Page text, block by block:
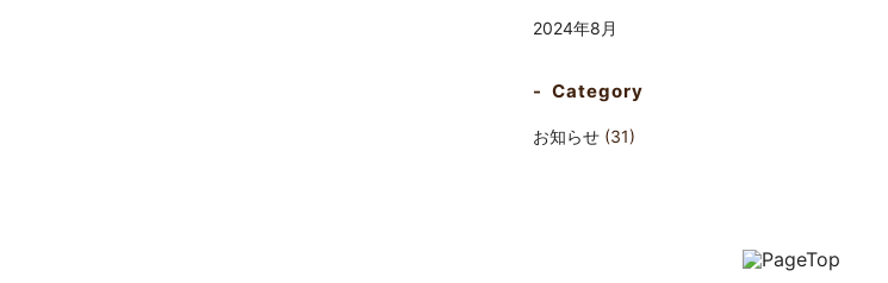
2024年8月
Category
お知らせ (31)